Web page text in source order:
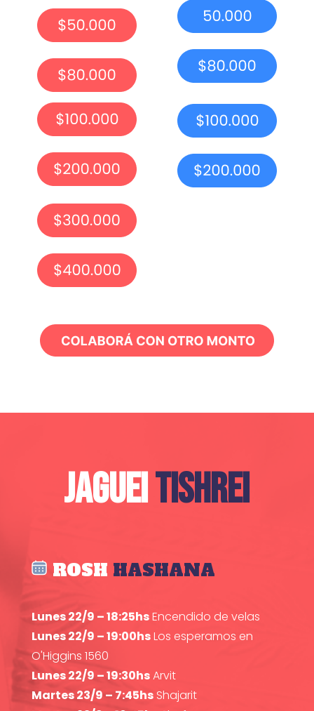
JAGUEITISHREI
ROSH HASHANA
Lunes 22/9 – 18:25hsEncendido de velas
Lunes 22/9 – 19:00hsLos esperamos en
O'Higgins 1560
Lunes 22/9 – 19:30hsArvit
Martes 23/9 – 7:45hsShajarit